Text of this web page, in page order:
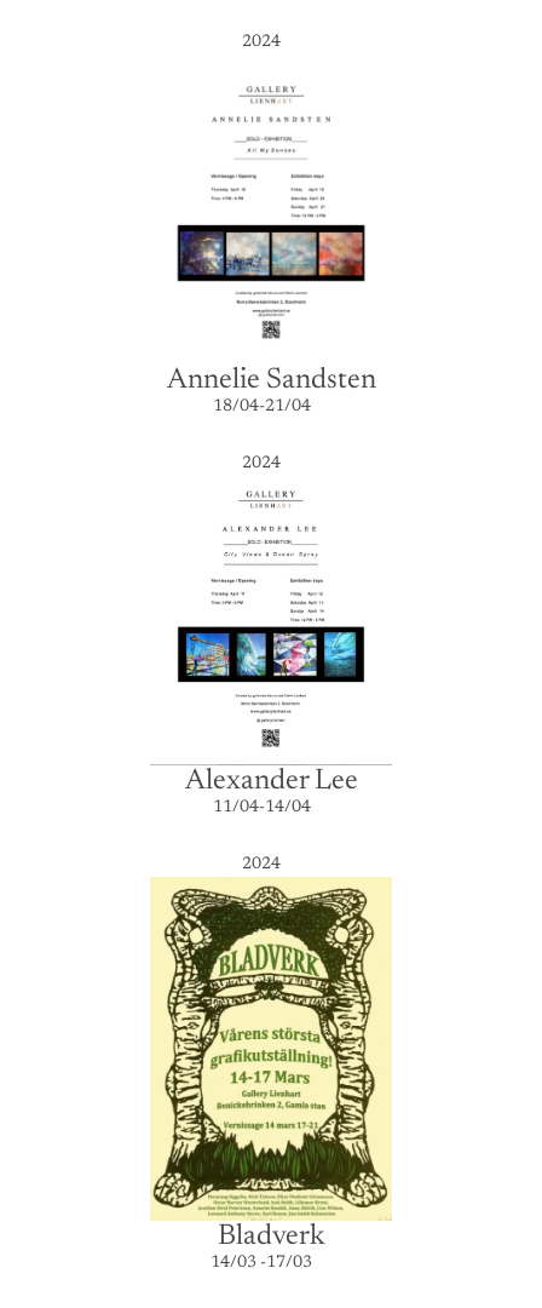
2024
Annelie Sandsten
18/04-21/04
2024
Alexander Lee
11/04-14/04
2024
Bladverk
14/03 -17/03